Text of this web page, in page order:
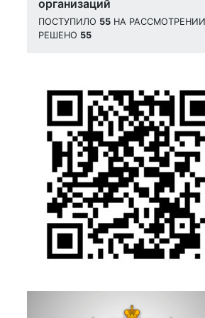
организаций
ПОСТУПИЛО 55 НА
РЕШЕНО 55